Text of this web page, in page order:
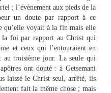
; l’évènement aux pieds de la
un doute par rapport à ce
qu’elle voyait à la fin mais elle
la foi par rapport au Christ qui
et ceux qui l’entouraient en
au troisième jour. La seule qui
ont douté : à Getsemani
laissé le Christ seul, arrêté, ils
fait la même chose ; mais